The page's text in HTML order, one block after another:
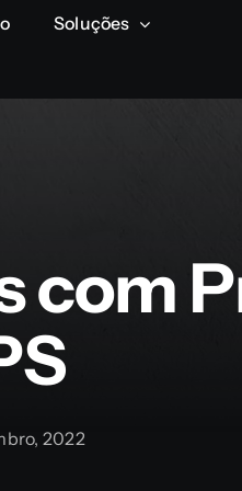
Soluções
Soluções
com
2022